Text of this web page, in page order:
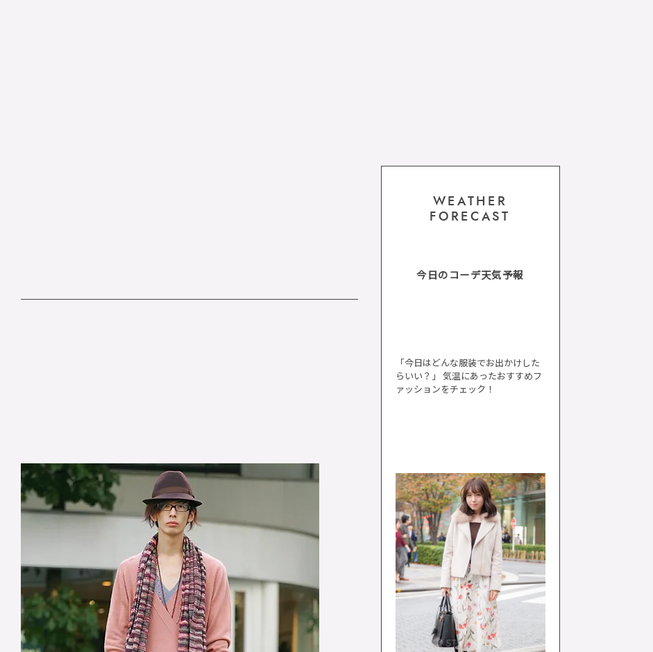
WEATHER
FORECAST
今日のコーデ天気予報
「今日はどんな服装でお出かけした
らいい？」 気温にあったおすすめフ
ァッションをチェック！